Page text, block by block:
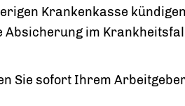
Krankenkasse
im
Sie sofort Ihrem